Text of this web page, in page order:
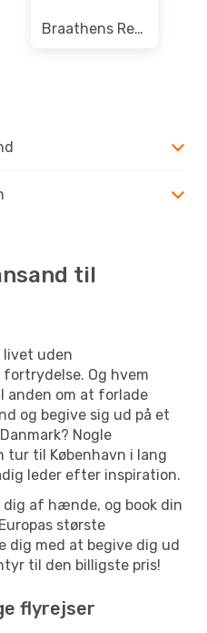
Braathens Regional Airlines
til
livet uden
Og hvem
anden om at forlade
og begive sig ud på et
Nogle
tur til København i lang
leder efter inspiration.
dig af hænde, og book din
største
dig med at begive dig ud
til den billigste pris!
flyrejser